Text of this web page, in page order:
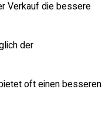
Verkauf die bessere
der
oft einen besseren